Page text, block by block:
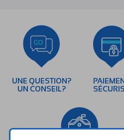
UNE QUESTION?
UN CONSEIL?